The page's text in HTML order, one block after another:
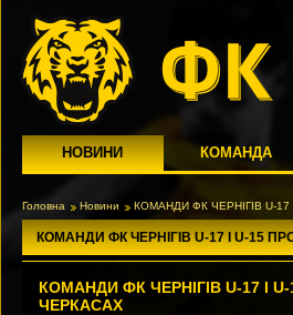
НОВИНИ КОМАНДА
Головна Новини КОМАНДИ ФК ЧЕРНІГІВ U-
КОМАНДИ ФК ЧЕРНІГІВ U-17 І U-15
КОМАНДИ ФК ЧЕРНІГІВ U-17 І
ЧЕРКАСАХ